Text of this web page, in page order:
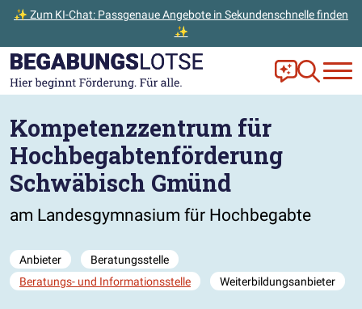
✨ Zum KI-Chat: Passgenaue Angebote in Sekundenschnelle finden
✨
Zum Hauptinhalt der Seite springen
Zur Startseite gehen Frag Ella!
Zur
Kompetenzzentrum für
Hochbegabtenförderung
Schwäbisch Gmünd
am Landesgymnasium für Hochbegabte
Anbieter
Beratungsstelle
Beratungs- und Informationsstelle
Weiterbildungsanbieter